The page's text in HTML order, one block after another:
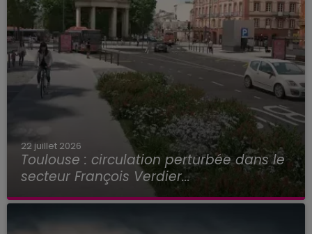
22 juillet 2026
Toulouse : circulation perturbée dans le
secteur François Verdier...